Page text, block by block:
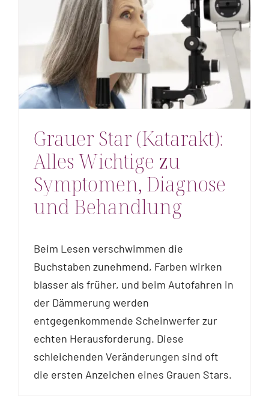
Grauer Star (Katarakt):
Alles Wichtige zu
Symptomen, Diagnose
und Behandlung
Beim Lesen verschwimmen die
Buchstaben zunehmend, Farben wirken
blasser als früher, und beim Autofahren in
der Dämmerung werden
entgegenkommende Scheinwerfer zur
echten Herausforderung. Diese
schleichenden Veränderungen sind oft
die ersten Anzeichen eines Grauen Stars.